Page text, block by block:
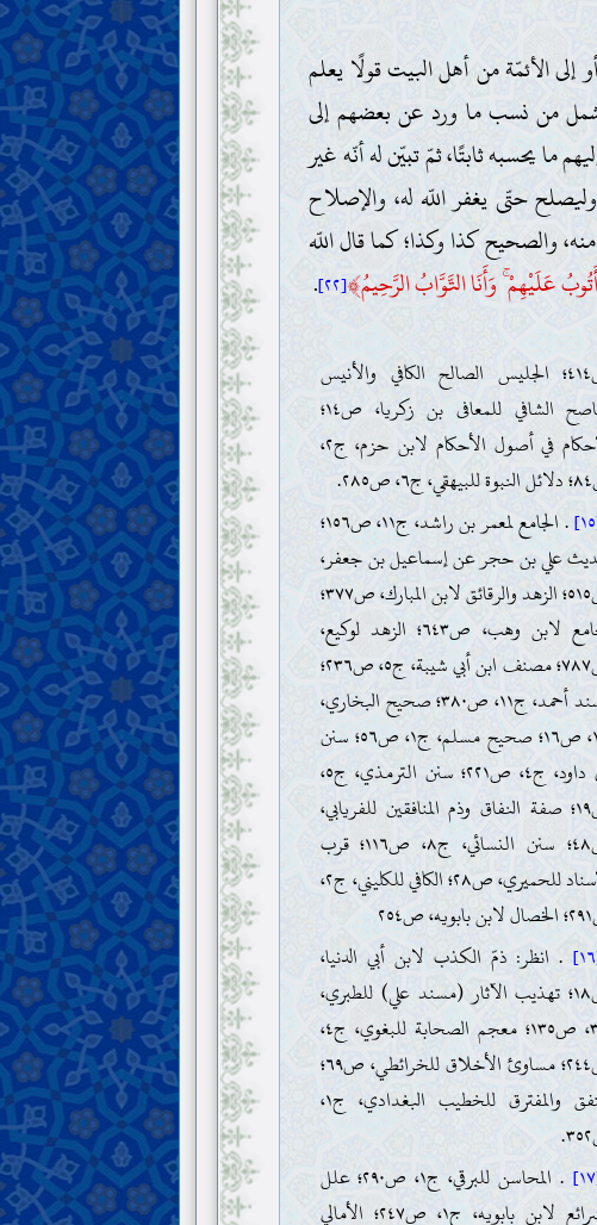
الأئمّة من أهل البيت قولًا يعلم
من نسب ما ورد عن بعضهم إلى
ما يحسبه ثابتًا، ثمّ تبيّن له أنّه غير
حتّى يغفر اللّه له، والإصلاح
والصحيح كذا وكذا؛ كما قال اللّه
عَلَيْهِمْ ۚ وَأَنَا التَّوَّابُ الرَّحِيمُ﴾[٢٢] .
ص٤١٤؛ الجليس الصالح الكافي والأنيس
الناصح الشافي للمعافى بن زكريا، ص١٤؛
الإحكام في أصول الأحكام لابن حزم، ج٢،
ص٢٨٥.
. الجامع لمعمر بن راشد، ج١١، ص١٥٦؛
علي بن حجر عن إسماعيل بن جعفر،
ص٥١٥؛ الزهد والرقائق لابن المبارك، ص٣٧٧؛
الجامع لابن وهب، ص٦٤٣؛ الزهد لوكيع،
ص٧٨٧؛ مصنف ابن أبي شيبة، ج٥، ص٢٣٦؛
مسند أحمد، ج١١، ص٣٨٠؛ صحيح البخاري،
ج١، ص١٦؛ صحيح مسلم، ج١، ص٥٦؛ سنن
أبي داود، ج٤، ص٢٢١؛ سنن الترمذي، ج٥،
ص١٩؛ صفة النفاق وذم المنافقين للفريابي،
ص٤٨؛ سنن النسائي، ج٨، ص١١٦؛ قرب
الإسناد للحميري، ص٢٨؛ الكافي للكليني، ج٢،
ص٢٥٤
. انظر: ذمّ الكذب لابن أبي الدنيا،
ص١٨؛ تهذيب الآثار (مسند علي) للطبري،
ج٣، ص١٣٥؛ معجم الصحابة للبغوي، ج٤،
ص٢٤٤؛ مساوئ الأخلاق للخرائطي، ص٦٩؛
المتفق والمفترق للخطيب البغدادي، ج١،
. المحاسن للبرقي، ج١، ص٢٩٠؛ علل
الشرائع لابن بابويه، ج١، ص٢٤٧؛ الأمالي